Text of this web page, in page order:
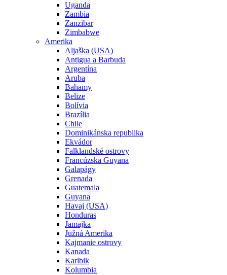
Uganda
Zambia
Zanzibar
Zimbabwe
Amerika
Aljaška (USA)
Antigua a Barbuda
Argentína
Aruba
Bahamy
Belize
Bolívia
Brazília
Chile
Dominikánska republika
Ekvádor
Falklandské ostrovy
Francúzska Guyana
Galapágy
Grenada
Guatemala
Guyana
Havaj (USA)
Honduras
Jamajka
Južná Amerika
Kajmanie ostrovy
Kanada
Karibik
Kolumbia